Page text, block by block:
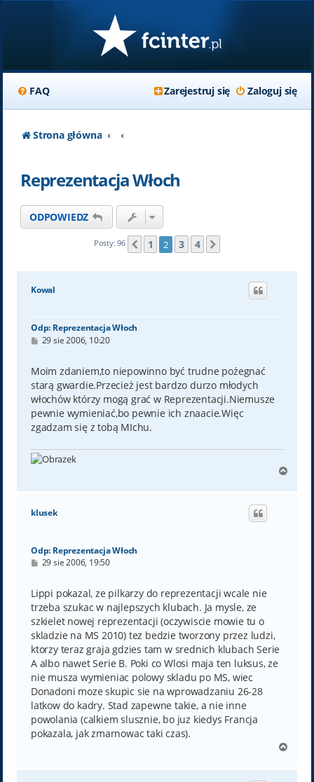
FAQ Zaloguj się
Zarejestruj się
Strona główna
Reprezentacja Włoch
ODPOWIEDZ
Posty: 96 Poprzednia
1 2 3 4
Kowal
Odp: Reprezentacja Włoch
P
t
29 sie 2006, 10:20
Moim zdaniem,to niepowinno być trudne pożegnać
starą gwardie.Przecież jest bardzo durzo młodych
włochów którzy mogą grać w Reprezentacji.Niemusze
pewnie wymieniać,bo pewnie ich znaacie.Więc
zgadzam się z tobą MIchu.
g
klusek
Odp: Reprezentacja Włoch
P
t
29 sie 2006, 19:50
Lippi pokazal, ze pilkarzy do reprezentacji wcale nie
trzeba szukac w najlepszych klubach. Ja mysle, ze
szkielet nowej reprezentacji (oczywiscie mowie tu o
skladzie na MS 2010) tez bedzie tworzony przez ludzi,
ktorzy teraz graja gdzies tam w srednich klubach Serie
A albo nawet Serie B. Poki co Wlosi maja ten luksus, ze
nie musza wymieniac polowy skladu po MS, wiec
Donadoni moze skupic sie na wprowadzaniu 26-28
latkow do kadry. Stad zapewne takie, a nie inne
powolania (calkiem slusznie, bo juz kiedys Francja
pokazala, jak zmarnowac taki czas).
g